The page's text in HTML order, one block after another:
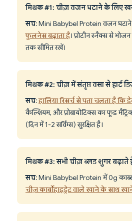
मिथक #1: चीज़ वजन घटाने के लिए
सच: Mini Babybel Protein वजन
फुलनेस बढ़ाता है। प्रोटीन स्नैक्स से
तक सीमित रखें।
मिथक #2: चीज़ में संतृप्त वसा से हार्ट
सच:हालिया रिसर्च से पता चलता है कि
कैल्शियम, और प्रोबायोटिक्स का फूड
(दिन में 1-2 सर्विंग्स) सुरक्षित है।
मिथक #3: सभी चीज़ ब्लड शुगर बढ़ाते
सच: Mini Babybel Protein में 0g
चीज़ कार्बोहाइड्रेट वाले खाने के साथ